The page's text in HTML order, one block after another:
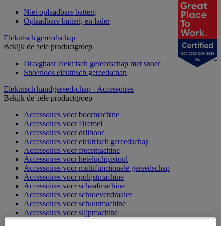
Niet-oplaadbare batterij
Oplaadbare batterij en lader
Elektrisch gereedschap
Bekijk de hele productgroep
Draagbaar elektrisch gereedschap met snoer
Snoerloos elektrisch gereedschap
Elektrisch handgereedschap - Accessoires
Bekijk de hele productgroep
Accessoires voor boormachine
Accessoires voor Dremel
Accessoires voor drilboor
Accessoires voor elektrisch gereedschap
Accessoires voor freesmachine
Accessoires voor heteluchtpistool
Accessoires voor multifunctionele gereedschap
Accessoires voor polijstmachine
Accessoires voor schaafmachine
Accessoires voor schroevendraaier
Accessoires voor schuurmachine
Accessoires voor slijpmachine
Accessoires voor snij- en snoeigereedschap
NOV 2025-NOV 2026
NL